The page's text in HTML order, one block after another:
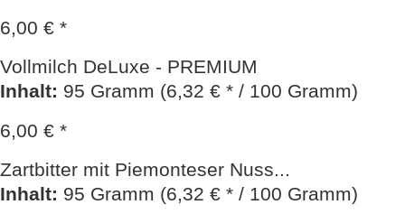
6,00 € *
Vollmilch DeLuxe - PREMIUM
Inhalt: 95 Gramm (6,32 € * / 100 Gramm)
6,00 € *
Zartbitter mit Piemonteser Nuss...
Inhalt: 95 Gramm (6,32 € * / 100 Gramm)